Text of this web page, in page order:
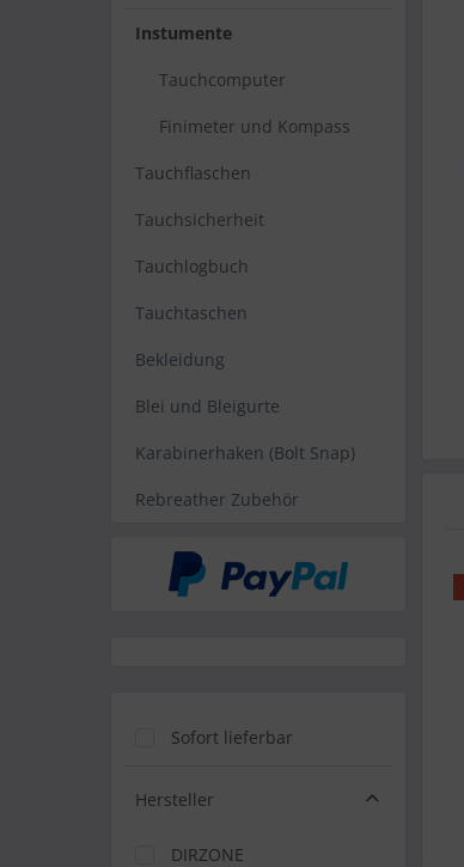
Instumente
Tauchcomputer
Finimeter und Kompass
Tauchflaschen
Tauchsicherheit
Tauchlogbuch
Tauchtaschen
Bekleidung
Blei und Bleigurte
Karabinerhaken (Bolt Snap)
Rebreather Zubehör
Sofort lieferbar
Hersteller
DIRZONE